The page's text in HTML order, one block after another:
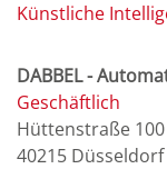
Künstliche
DABBEL -
Geschäftlich
Hüttenstraße 100
40215 Düsseldorf